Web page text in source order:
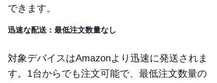
できます。
迅速な配送：最低注文数量なし
対象デバイスはAmazonより迅速に発送されま
す。1台からでも注文可能で、最低注文数量の